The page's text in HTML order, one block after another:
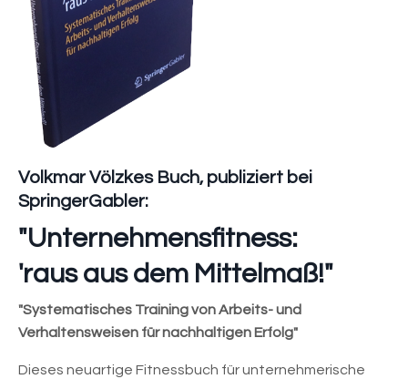
Volkmar Völzkes Buch, publiziert bei
SpringerGabler:
"Unternehmensfitness:
'raus aus dem Mittelmaß!"
"Systematisches Training von Arbeits- und
Verhaltensweisen für nachhaltigen Erfolg"
Dieses neuartige Fitnessbuch für unternehmerische